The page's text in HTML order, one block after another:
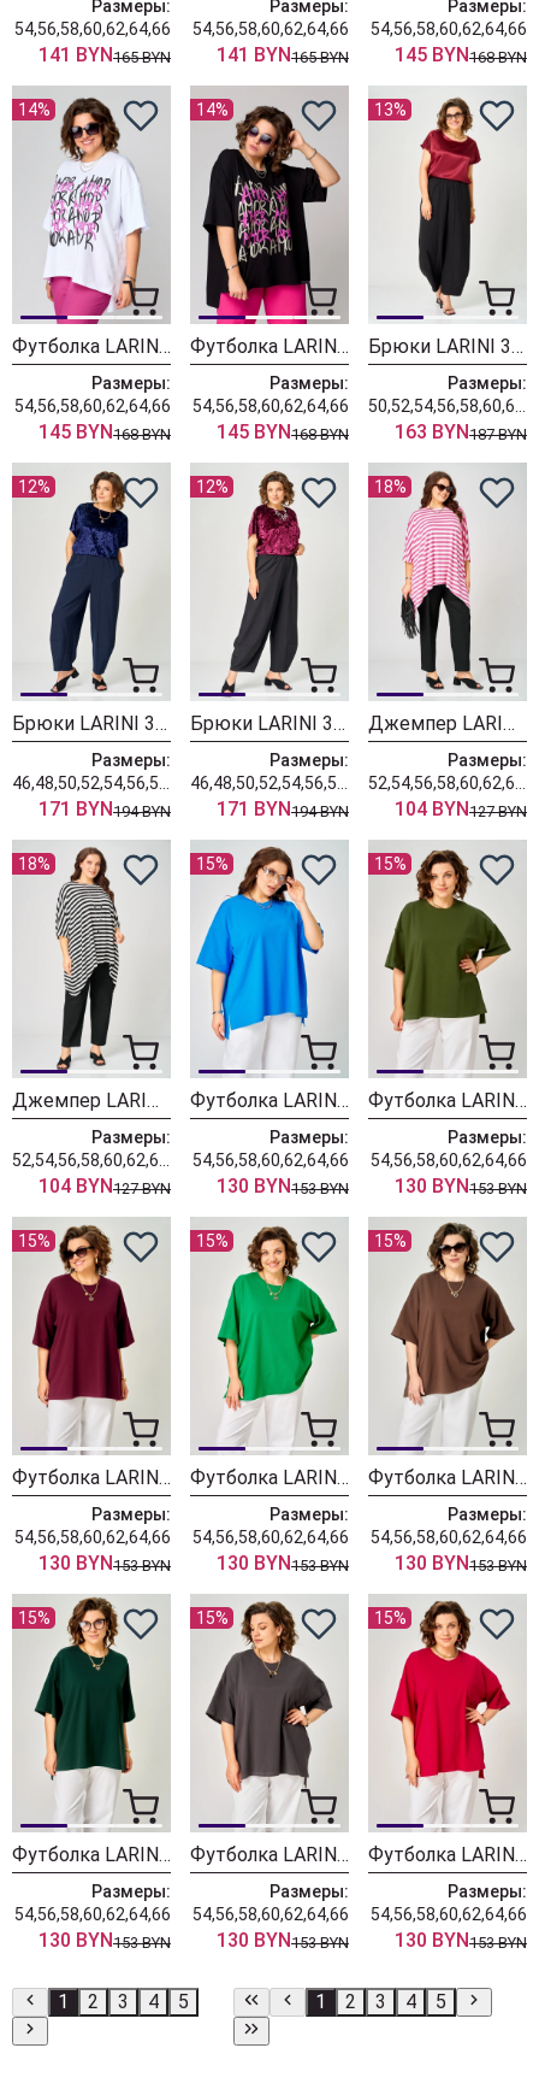
Размеры:
54,56,58,60,62,64,66
141 BYN165 BYN
Размеры:
54,56,58,60,62,64,66
141 BYN165 BYN
Размеры:
54,56,58,60,62,64,66
145 BYN168 BYN
14%
Футболка LARINI 082 белый + фуксия amor
Размеры:
54,56,58,60,62,64,66
145 BYN168 BYN
14%
Футболка LARINI 082 черный + фуксия amor
Размеры:
54,56,58,60,62,64,66
145 BYN168 BYN
13%
Брюки LARINI 3003 черный
Размеры:
163 BYN187 BYN
12%
Брюки LARINI 3002 синий
Размеры:
171 BYN194 BYN
12%
Брюки LARINI 3002 черный
Размеры:
171 BYN194 BYN
18%
Джемпер LARINI 212 розовый + белый
Размеры:
104 BYN127 BYN
18%
Джемпер LARINI 212 черный + белый
Размеры:
104 BYN127 BYN
15%
Футболка LARINI 089 васильковый
Размеры:
54,56,58,60,62,64,66
130 BYN153 BYN
15%
Футболка LARINI 089 хаки
Размеры:
54,56,58,60,62,64,66
130 BYN153 BYN
15%
Футболка LARINI 089 бордовый
Размеры:
54,56,58,60,62,64,66
130 BYN153 BYN
15%
Футболка LARINI 089 зеленый
Размеры:
54,56,58,60,62,64,66
130 BYN153 BYN
15%
Футболка LARINI 089 коричневый
Размеры:
54,56,58,60,62,64,66
130 BYN153 BYN
15%
Футболка LARINI 089 нефть
Размеры:
54,56,58,60,62,64,66
130 BYN153 BYN
15%
Футболка LARINI 089 графит
Размеры:
54,56,58,60,62,64,66
130 BYN153 BYN
15%
Футболка LARINI 089 красный
Размеры:
54,56,58,60,62,64,66
130 BYN153 BYN
1 2 3 4 5 1 2 3 4 5